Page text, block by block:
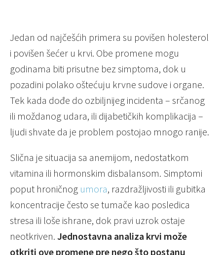
Jedan od najčešćih primera su povišen holesterol
i povišen šećer u krvi. Obe promene mogu
godinama biti prisutne bez simptoma, dok u
pozadini polako oštećuju krvne sudove i organe.
Tek kada dođe do ozbiljnijeg incidenta – srčanog
ili moždanog udara, ili dijabetičkih komplikacija –
ljudi shvate da je problem postojao mnogo ranije.
Slična je situacija sa anemijom, nedostatkom
vitamina ili hormonskim disbalansom. Simptomi
poput hroničnog umora, razdražljivosti ili gubitka
koncentracije često se tumače kao posledica
stresa ili loše ishrane, dok pravi uzrok ostaje
neotkriven. Jednostavna analiza krvi može
otkriti ove promene pre nego što postanu